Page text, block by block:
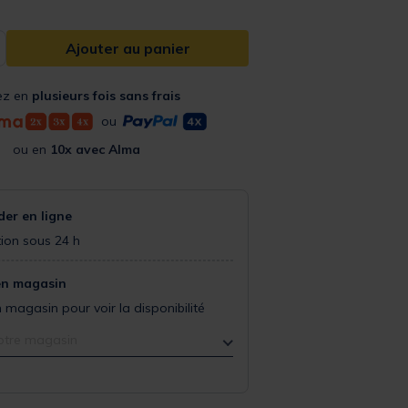
Ajouter au panier
en plusieurs fois sans frais
ou
ou en 10x avec Alma
en ligne
sous 24 h
magasin
magasin pour voir la disponibilité